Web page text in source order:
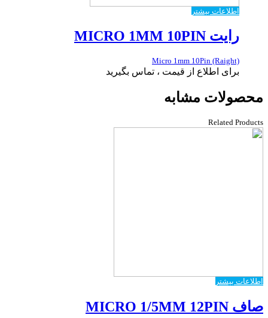
اطلاعات بیشتر
رایت MICRO 1MM 10PIN
Micro 1mm 10Pin (Raight)
برای اطلاع از قیمت ، تماس بگیرید
محصولات مشابه
Related Products
اطلاعات بیشتر
صاف MICRO 1/5MM 12PIN